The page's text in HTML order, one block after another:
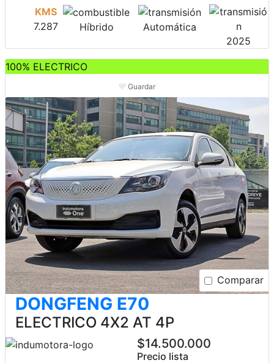
KMS
7.287
Híbrido
Automática
2025
100% ELECTRICO
Guardar
Comparar
DONGFENG E70
ELECTRICO 4X2 AT 4P
$14.500.000
Precio lista